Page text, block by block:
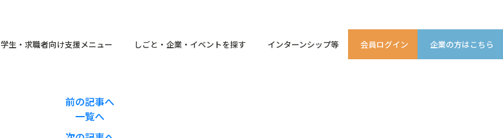
学生・求職者向け支援メニュー しごと・企業・イベントを探す インターンシップ等 会員ログイン 企業の方はこちら
前の記事へ
一覧へ